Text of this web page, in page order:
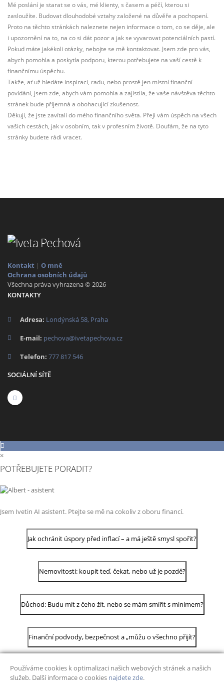
Mé poslání je starat se o vás, mé klienty, s časem a péčí, kterou si
zasloužíte. Budovat dlouhodobé vztahy založené na důvěře a pochopení.
Proto na těchto stránkách naleznete nejen informace o tom, co se děje, ale
i upozornění na to, na co si dát pozor a jak se vyvarovat potenciálních pastí.
Pokud máte jakékoli otázky, nebojte se mě kontaktovat. Jsem zde pro vás,
abych pomohla a poskytla podporu, kterou potřebujete na vaší cestě k
finančnímu úspěchu.
Takže, ať už hledáte inspiraci, radu, nebo prostě jen místní finanční
povídání, jsem zde, abych vám pomohla a zajistila, že vaše návštěva těchto
stránek bude příjemná a obohacující zkušenost.
Děkuji, že jste zavítali do mého finančního světa. Přeji vám úspěch na všech
vašich cestách, jak v osobním, tak v profesním životě. Doufám, že na tyto
stránky budete rádi vracet.
Kontakt | O mně
Ochrana osobních údajů
Všechna práva vyhrazena © 2026
KONTAKTY
Adresa: Londýnská 58, Praha
E-mail: pechova@ivetapechova.cz
Telefon: 777 817 546
SOCIÁLNÍ SÍTĚ
Používáme cookies k optimalizaci našich webových stránek a našich
služeb. Další informace o cookies najdete zde.
×
POTŘEBUJETE PORADIT?
Jsem Ivetin AI asistent. Ptejte se mě na cokoliv z oboru financí.
Jak ochránit úspory před inflací – a má ještě smysl spořit?
Nemovitosti: koupit teď, čekat, nebo už je pozdě?
Důchod: Budu mít z čeho žít, nebo se mám smířit s minimem?
Finanční podvody, bezpečnost a „můžu o všechno přijít?